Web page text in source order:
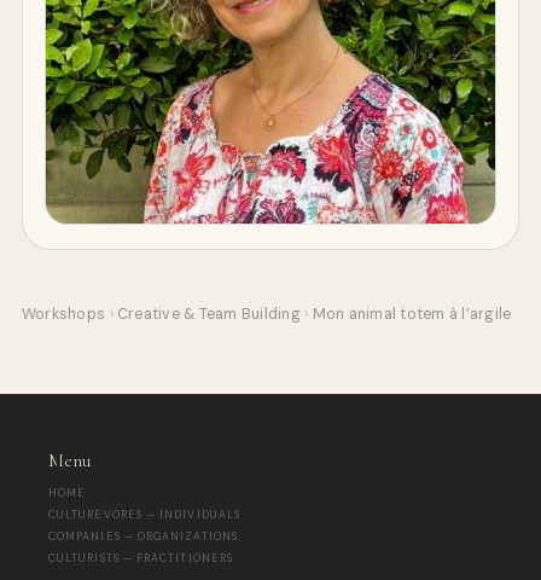
Workshops › Creative & Team Building › Mon animal totem à l’argile
Menu
HOME
CULTUREVORES — INDIVIDUALS
COMPANIES — ORGANIZATIONS
CULTURISTS — PRACTITIONERS